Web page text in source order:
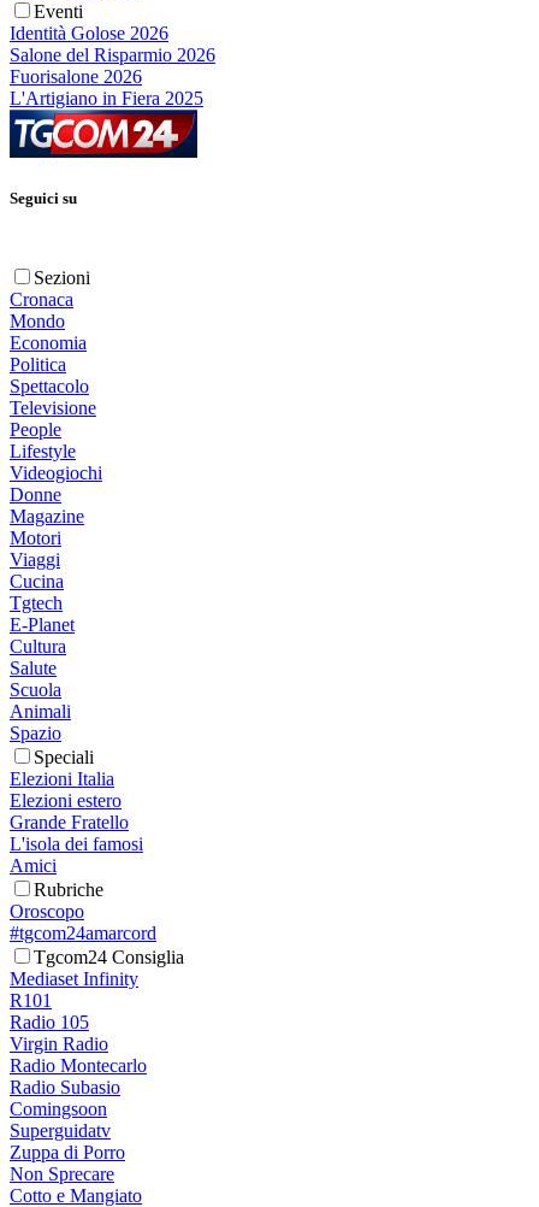
Eventi
Identità Golose 2026
Salone del Risparmio 2026
Fuorisalone 2026
L'Artigiano in Fiera 2025
Seguici su
Sezioni
Cronaca
Mondo
Economia
Politica
Spettacolo
Televisione
People
Lifestyle
Videogiochi
Donne
Magazine
Motori
Viaggi
Cucina
Tgtech
E-Planet
Cultura
Salute
Scuola
Animali
Spazio
Speciali
Elezioni Italia
Elezioni estero
Grande Fratello
L'isola dei famosi
Amici
Rubriche
Oroscopo
#tgcom24amarcord
Tgcom24 Consiglia
Mediaset Infinity
R101
Radio 105
Virgin Radio
Radio Montecarlo
Radio Subasio
Comingsoon
Superguidatv
Zuppa di Porro
Non Sprecare
Cotto e Mangiato